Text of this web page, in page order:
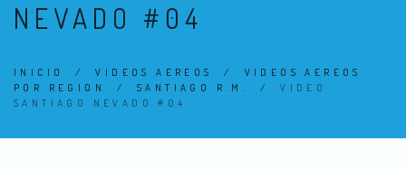
NEVADO #04
INICIO /VIDEOS AEREOS / VIDEOS AEREOS
POR REGION
/SANTIAGO R.M. /VIDEO
SANTIAGO NEVADO #04